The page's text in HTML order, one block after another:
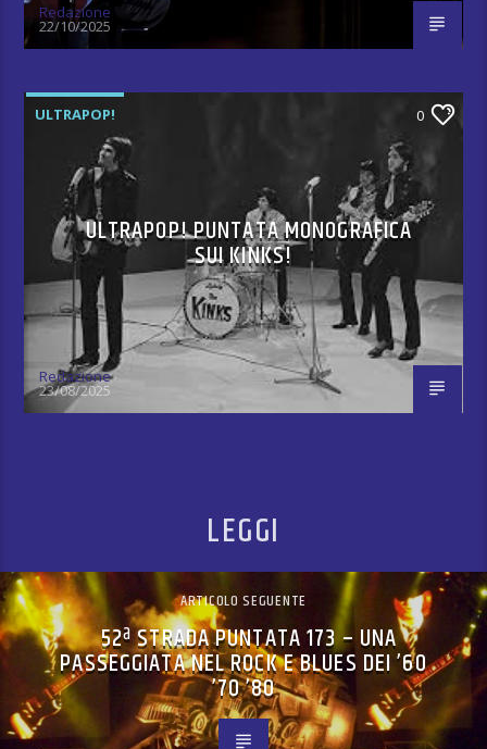
Redazione
22/10/2025
ULTRAPOP! 0
ULTRAPOP! PUNTATA MONOGRAFICA
SUI KINKS!
Redazione
23/08/2025
LEGGI
ARTICOLO SEGUENTE
52ª STRADA PUNTATA 173 – UNA
PASSEGGIATA NEL ROCK E BLUES DEI ’60
’70 ’80